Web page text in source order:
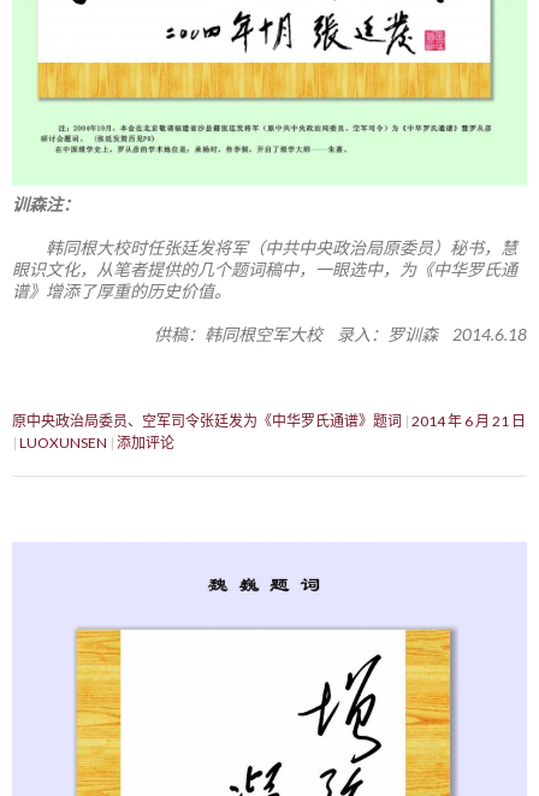
训森注：
韩同根大校时任张廷发将军（中共中央政治局原委员）秘书，慧
眼识文化，从笔者提供的几个题词稿中，一眼选中，为《中华罗氏通
谱》增添了厚重的历史价值。
供稿：韩同根空军大校 录入：罗训森 2014.6.18
原中央政治局委员、空军司令张廷发为《中华罗氏通谱》题词 2014 年 6 月 21 日
LUOXUNSEN 添加评论